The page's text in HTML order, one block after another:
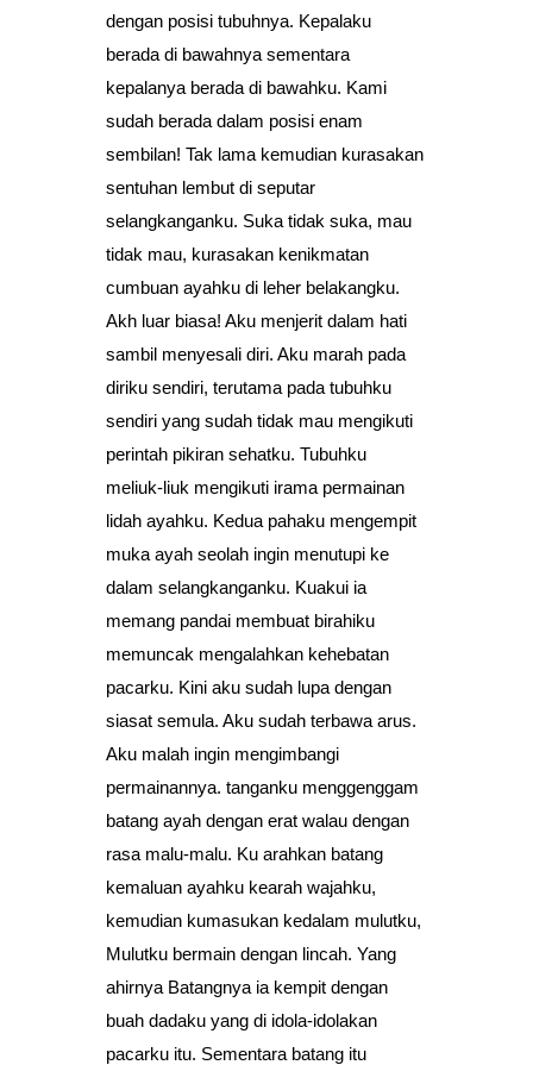
dengan posisi tubuhnya. Kepalaku
berada di bawahnya sementara
kepalanya berada di bawahku. Kami
sudah berada dalam posisi enam
sembilan! Tak lama kemudian kurasakan
sentuhan lembut di seputar
selangkanganku. Suka tidak suka, mau
tidak mau, kurasakan kenikmatan
cumbuan ayahku di leher belakangku.
Akh luar biasa! Aku menjerit dalam hati
sambil menyesali diri. Aku marah pada
diriku sendiri, terutama pada tubuhku
sendiri yang sudah tidak mau mengikuti
perintah pikiran sehatku. Tubuhku
meliuk-liuk mengikuti irama permainan
lidah ayahku. Kedua pahaku mengempit
muka ayah seolah ingin menutupi ke
dalam selangkanganku. Kuakui ia
memang pandai membuat birahiku
memuncak mengalahkan kehebatan
pacarku. Kini aku sudah lupa dengan
siasat semula. Aku sudah terbawa arus.
Aku malah ingin mengimbangi
permainannya. tanganku menggenggam
batang ayah dengan erat walau dengan
rasa malu-malu. Ku arahkan batang
kemaluan ayahku kearah wajahku,
kemudian kumasukan kedalam mulutku,
Mulutku bermain dengan lincah. Yang
ahirnya Batangnya ia kempit dengan
buah dadaku yang di idola-idolakan
pacarku itu. Sementara batang itu